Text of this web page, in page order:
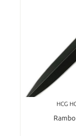
HCG